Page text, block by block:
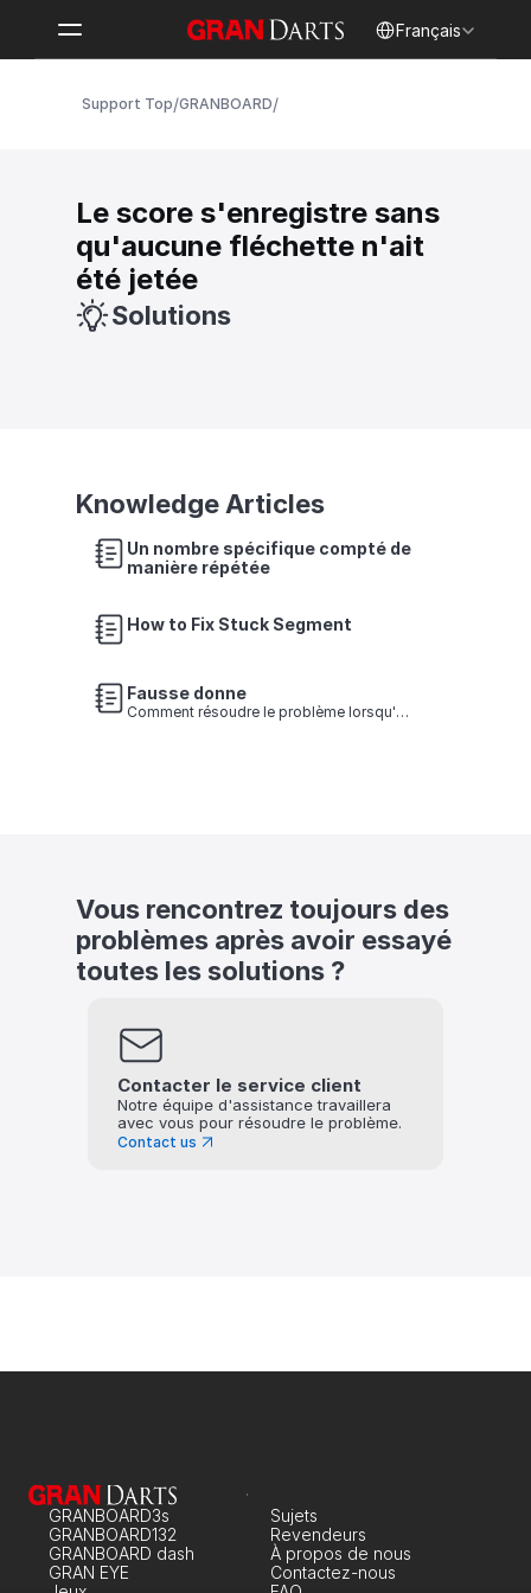
Français
Support Top/GRANBOARD/
Le score s'enregistre sans
qu'aucune fléchette n'ait
été jetée
Solutions
Knowledge Articles
Un nombre spécifique compté de
manière répétée
How to Fix Stuck Segment
Fausse donne
Comment résoudre le problème lorsqu'un
Vous rencontrez toujours des
problèmes après avoir essayé
toutes les solutions ?
Contacter le service client
Notre équipe d'assistance travaillera
avec vous pour résoudre le problème.
Contact us
GRANBOARD3s
GRANBOARD132
GRANBOARD dash
GRAN EYE
À propos de nous
Sujets
Revendeurs
Contactez-nous